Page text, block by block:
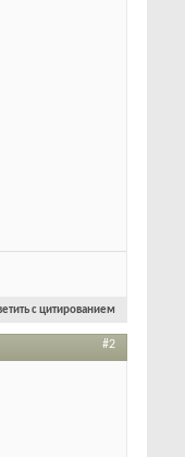
с цитированием
#2